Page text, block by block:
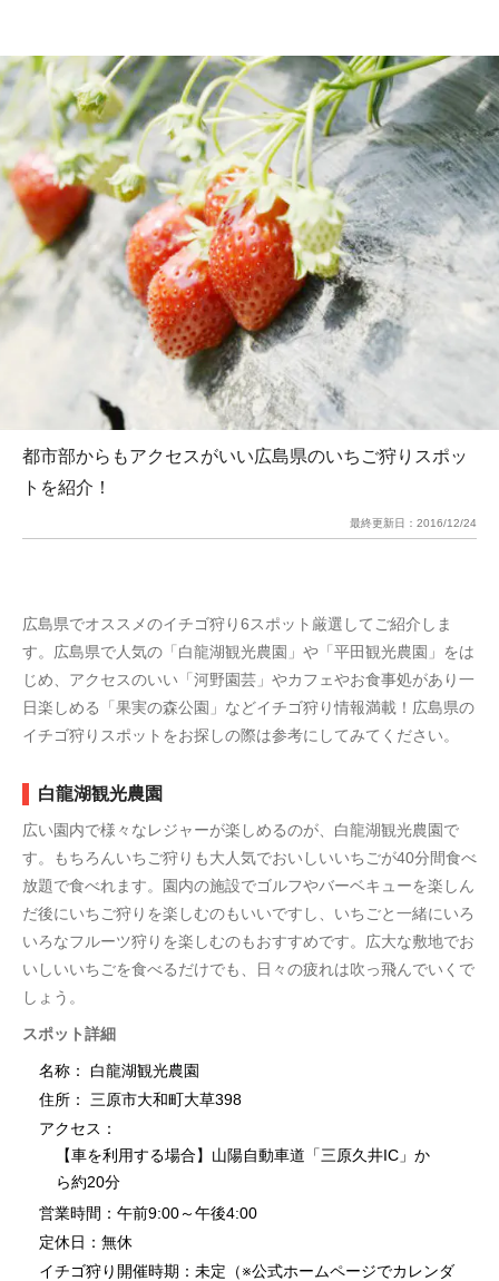
都市部からもアクセスがいい広島県のいちご狩りスポッ
トを紹介！
最終更新日： 2016/12/24
広島県でオススメのイチゴ狩り6スポット厳選してご紹介しま
す。広島県で人気の「白龍湖観光農園」や「平田観光農園」をは
じめ、アクセスのいい「河野園芸」やカフェやお食事処があり一
日楽しめる「果実の森公園」などイチゴ狩り情報満載！広島県の
イチゴ狩りスポットをお探しの際は参考にしてみてください。
白龍湖観光農園
広い園内で様々なレジャーが楽しめるのが、白龍湖観光農園で
す。もちろんいちご狩りも大人気でおいしいいちごが40分間食べ
放題で食べれます。園内の施設でゴルフやバーベキューを楽しん
だ後にいちご狩りを楽しむのもいいですし、いちごと一緒にいろ
いろなフルーツ狩りを楽しむのもおすすめです。広大な敷地でお
いしいいちごを食べるだけでも、日々の疲れは吹っ飛んでいくで
しょう。
スポット詳細
名称： 白龍湖観光農園
住所： 三原市大和町大草398
アクセス：
【車を利用する場合】山陽自動車道「三原久井IC」か
ら約20分
営業時間：午前9:00～午後4:00
定休日：無休
イチゴ狩り開催時期：未定（※公式ホームページでカレンダ